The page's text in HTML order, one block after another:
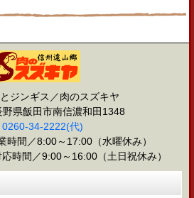
ジンギス／肉のスズキヤ
県飯田市南信濃和田1348
0260-34-2222(代)
時間／8:00～17:00（水曜休み）
時間／9:00～16:00（土日祝休み）